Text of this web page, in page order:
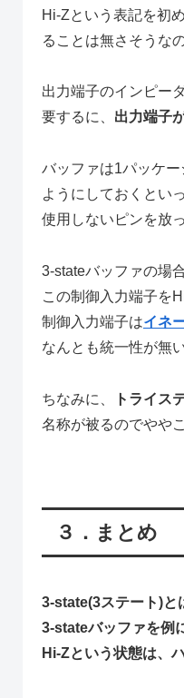
Hi-Zという表記を初
ることは無さそうな
出力端子のインピー
要するに、 出力端子
バッファは1パッケ
ようにしておくとい
使用しないピンを放
3-stateバッファの場
この制御入力端子を
制御入力端子はイネ
なんとも統一性が無
ちなみに、 トライス
名称が被るのでやや
３．まとめ
3-state(3ステート)と
3-stateバッファを例
Hi-Zという状態は、